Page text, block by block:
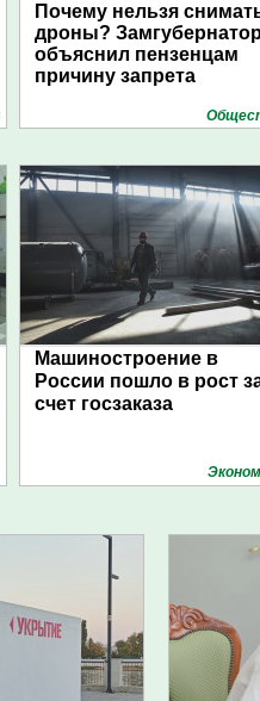
Почему нельзя
дроны?
объяснил пензенцам
причину запрета
Машиностроение в
России пошло в рост
счет госзаказа